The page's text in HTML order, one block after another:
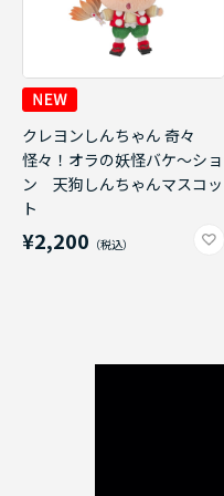
クレヨンしんちゃん 奇々
怪々！オラの妖怪バケ～ショ
ン 天狗しんちゃんマスコッ
ト
¥2,200